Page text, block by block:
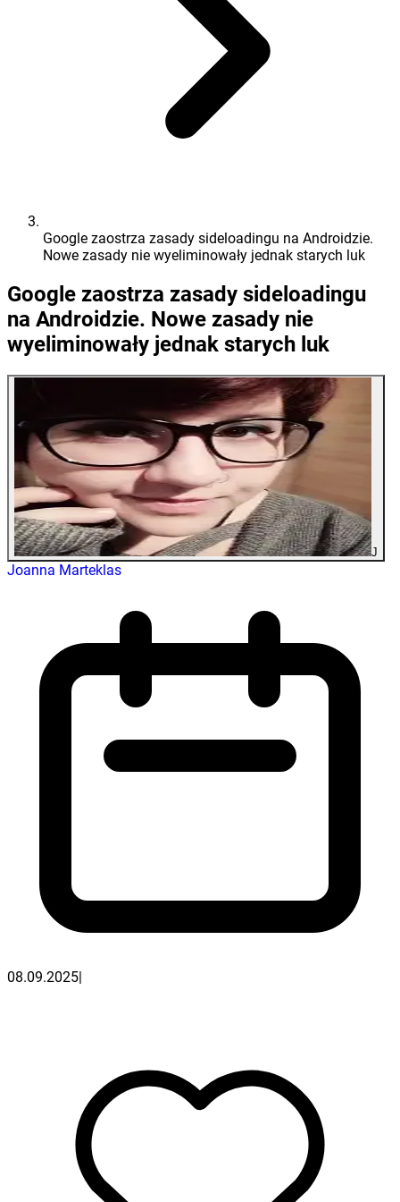
Google zaostrza zasady sideloadingu na Androidzie.
Nowe zasady nie wyeliminowały jednak starych luk
Google zaostrza zasady sideloadingu
na Androidzie. Nowe zasady nie
wyeliminowały jednak starych luk
J
Joanna Marteklas
08.09.2025|